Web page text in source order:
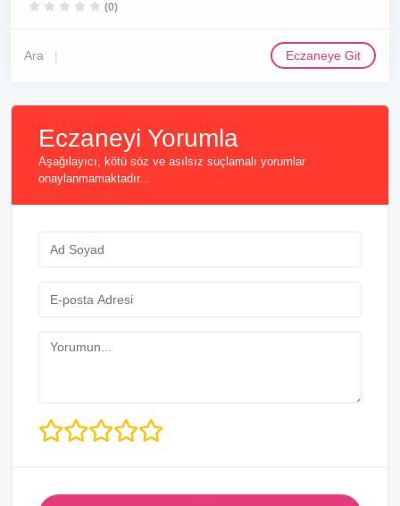
(0)
Ara Eczaneye Git
Eczaneyi Yorumla
Aşağılayıcı, kötü söz ve asılsız suçlamalı yorumlar
onaylanmamaktadır...